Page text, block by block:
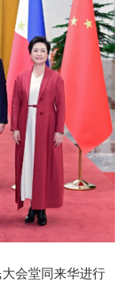
会堂同来华进行